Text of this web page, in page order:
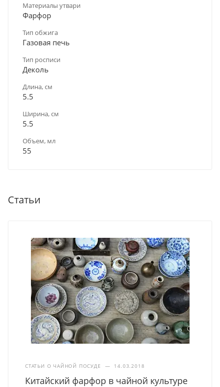
Материалы утвари
Фарфор
Тип обжига
Газовая печь
Тип росписи
Деколь
Длина, см
5.5
Ширина, см
5.5
Объем, мл
55
Статьи
СТАТЬИ О ЧАЙНОЙ ПОСУДЕ — 14.03.2018
Китайский фарфор в чайной культуре